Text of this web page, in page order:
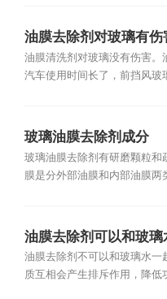
油膜去除剂对玻璃有伤
油膜清洗剂对玻璃没有伤害。
汽车使用时间长了，前挡风玻
玻璃油膜去除剂成分
玻璃油膜去除剂有研磨颗粒和
膜是分外部油膜和内部油膜两
油膜去除剂可以和玻璃
油膜去除剂不可以和玻璃水一
质互相会产生排斥作用，降低